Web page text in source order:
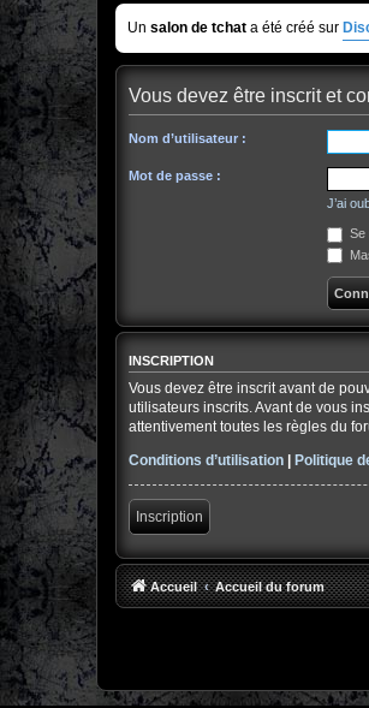
Un salon de tchat a été créé sur
Vous devez être inscrit et
Nom d’utilisateur :
Mot de passe :
J’ai
Se
INSCRIPTION
Vous devez être inscrit avant de
utilisateurs inscrits. Avant de vous
attentivement toutes les règles du
Conditions d’utilisation
Politique
Inscription
Accueil Accueil du forum